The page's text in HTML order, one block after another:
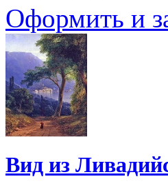
Оформить и
Вид из